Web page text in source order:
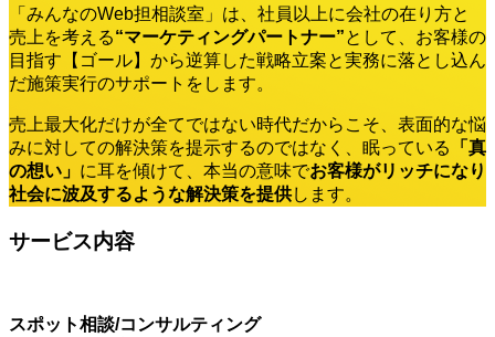
「みんなのWeb担相談室」は、社員以上に会社の在り方と
売上を考える“マーケティングパートナー”として、お客様の
目指す【ゴール】から逆算した戦略立案と実務に落とし込ん
だ施策実行のサポートをします。
売上最大化だけが全てではない時代だからこそ、表面的な悩
みに対しての解決策を提示するのではなく、眠っている
「真
の想い」 に耳を傾けて、本当の意味でお客様がリッチになり
社会に波及するような解決策を提供します。
サービス内容
スポット相談/コンサルティング